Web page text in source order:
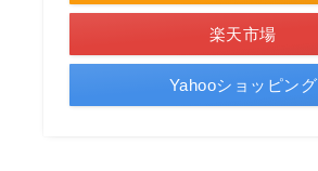
楽天市場
Yahooショッピング